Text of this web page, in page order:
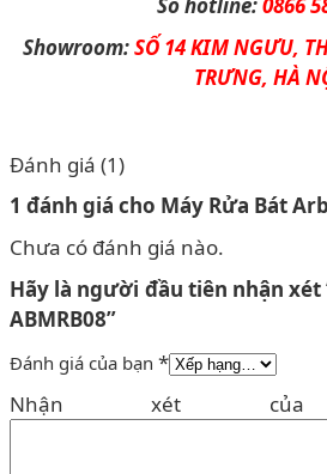
Showroom:SỐ 14 KIM NGƯU,
TRƯNG, HÀ
Đánh giá (1)
1 đánh giá cho Máy Rửa Bát
Chưa có đánh giá nào.
Hãy là người đầu tiên nhận xét
ABMRB08”
Đánh giá của bạn *
Nhận xét